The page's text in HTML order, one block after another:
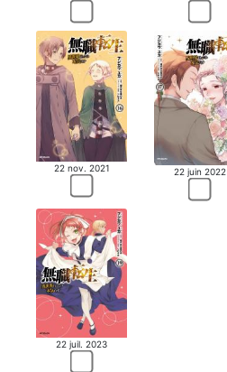
22 nov. 2021 22 juin 2022
22 juil. 2023